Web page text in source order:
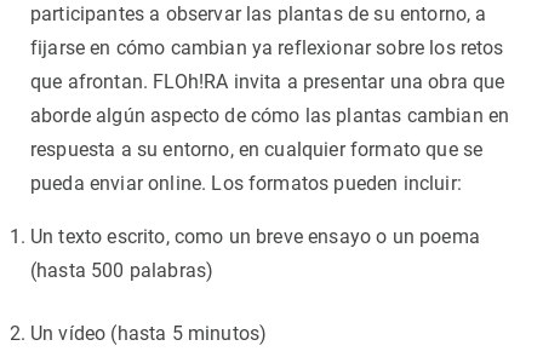
participantes a observar las plantas de su entorno, a
fijarse en cómo cambian ya reflexionar sobre los retos
que afrontan. FLOh!RA invita a presentar una obra que
aborde algún aspecto de cómo las plantas cambian en
respuesta a su entorno, en cualquier formato que se
pueda enviar online. Los formatos pueden incluir:
Un texto escrito, como un breve ensayo o un poema
(hasta 500 palabras)
Un vídeo (hasta 5 minutos)